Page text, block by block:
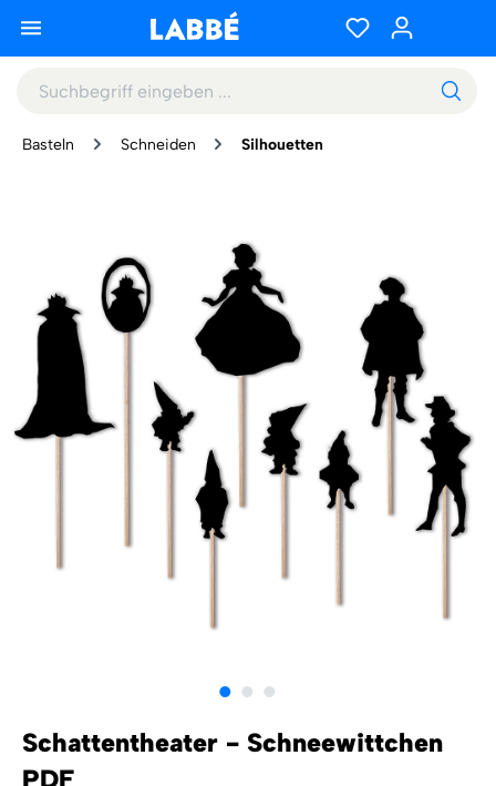
Basteln Schneiden Silhouetten
Schattentheater - Schneewittchen